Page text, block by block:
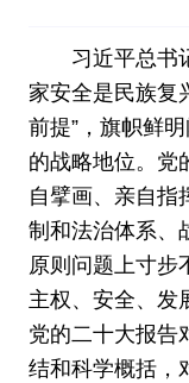
习近平总书
家安全是民族复
前提”，旗帜鲜
的战略地位。党
自擘画、亲自指
制和法治体系、
原则问题上寸步
主权、安全、发
党的二十大报告
结和科学概括，